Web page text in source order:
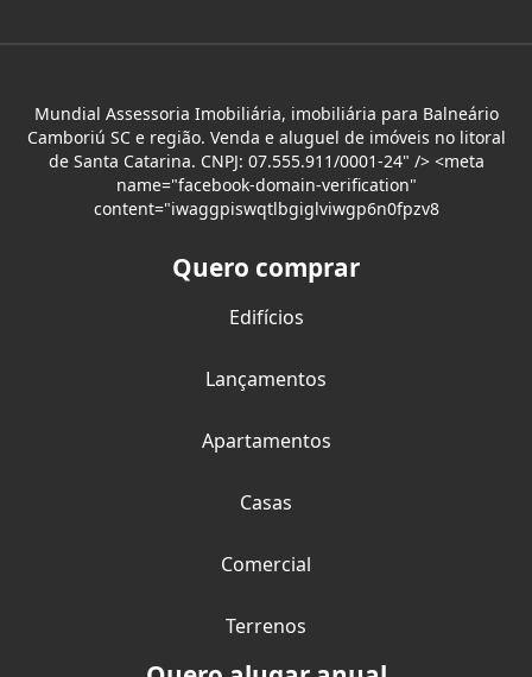
Mundial Assessoria Imobiliária, imobiliária para Balneário
Camboriú SC e região. Venda e aluguel de imóveis no litoral
de Santa Catarina. CNPJ: 07.555.911/0001-24" /> <meta
name="facebook-domain-verification"
content="iwaggpiswqtlbgiglviwgp6n0fpzv8
Quero comprar
Edifícios
Lançamentos
Apartamentos
Casas
Comercial
Terrenos